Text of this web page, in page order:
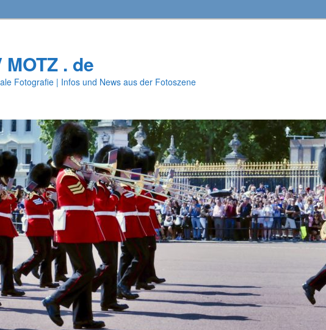
. de
Fotografie | Infos und News aus der Fotoszene